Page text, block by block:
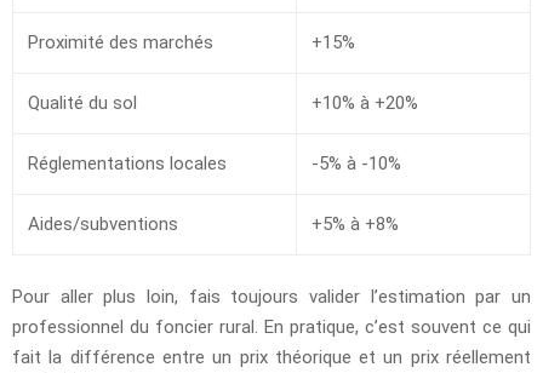
Proximité des marchés +15%
Qualité du sol +10% à +20%
Réglementations locales -5% à -10%
Aides/subventions +5% à +8%
Pour aller plus loin, fais toujours valider l’estimation par un
professionnel du foncier rural. En pratique, c’est souvent ce qui
fait la différence entre un prix théorique et un prix réellement